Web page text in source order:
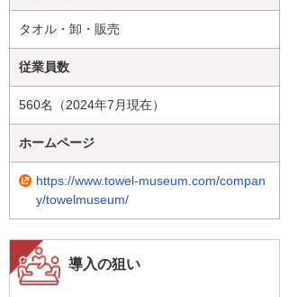
タオル・卸・販売
従業員数
560名（2024年7月現在）
ホームページ
https://www.towel-museum.com/compan
y/towelmuseum/
導入の狙い